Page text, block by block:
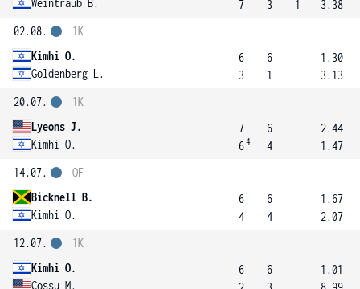
7
3
1
3.38
02.08.
Kimhi O.
Goldenberg L.
1K
6
3
6
1
1.30
3.13
20.07.
Lyeons J.
Kimhi O.
1K
7
64
6
4
2.44
1.47
14.07.
Bicknell B.
Kimhi O.
OF
6
4
6
4
1.67
2.07
12.07.
Kimhi O.
Cossu M.
1K
6
6
1.01